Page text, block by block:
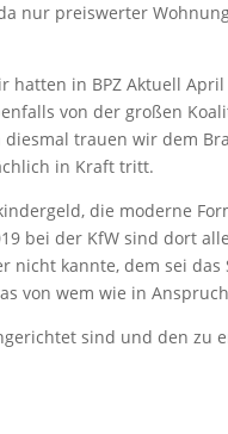
nur preiswerter
hatten in BPZ Aktuell
von der großen
trauen wir dem
in Kraft tritt.
die moderne
bei der KfW sind dort
nicht kannte, dem sei
von wem wie in
sind und den zu